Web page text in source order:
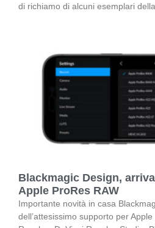
di richiamo di alcuni esemplari
Blackmagic Design,
Apple ProRes RAW
Importante novità in casa
dell’attesissimo supporto per